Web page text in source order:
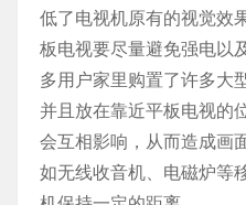
低了电视机原有的视觉效
板电视要尽量避免强电以
多用户家里购置了许多大
并且放在靠近平板电视的
会互相影响，从而造成画
如无线收音机、电磁炉等